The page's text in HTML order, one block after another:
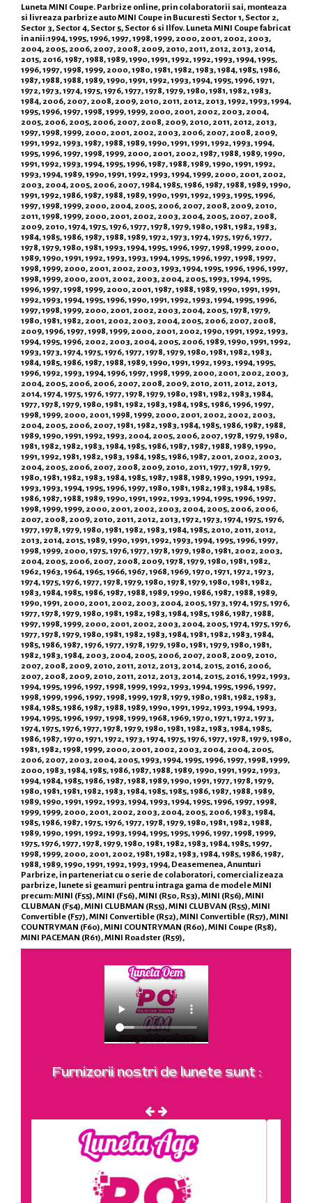
Luneta MINI Coupe. Parbrize online, prin colaboratorii sai, monteaza
si livreaza parbrize auto MINI Coupe in Bucuresti Sector 1, Sector 2,
Sector 3, Sector 4, Sector 5, Sector 6 si Ilfov. Luneta MINI Coupe fabricat
in anii:1994, 1995, 1996, 1997, 1998, 1999, 2000, 2001, 2002, 2003,
2004, 2005, 2006, 2007, 2008, 2009, 2010, 2011, 2012, 2013, 2014,
2015, 2016, 1987, 1988, 1989, 1990, 1991, 1992, 1992, 1993, 1994, 1995,
1996, 1997, 1998, 1999, 2000, 1980, 1981, 1982, 1983, 1984, 1985, 1986,
1987, 1988, 1988, 1989, 1990, 1991, 1992, 1993, 1994, 1995, 1996, 1971,
1972, 1973, 1974, 1975, 1976, 1977, 1978, 1979, 1980, 1981, 1982, 1983,
1984, 2006, 2007, 2008, 2009, 2010, 2011, 2012, 2013, 1992, 1993, 1994,
1995, 1996, 1997, 1998, 1999, 1999, 2000, 2001, 2002, 2003, 2004,
2005, 2006, 2005, 2006, 2007, 2008, 2009, 2010, 2011, 2012, 2013,
1997, 1998, 1999, 2000, 2001, 2002, 2003, 2006, 2007, 2008, 2009,
1991, 1992, 1993, 1987, 1988, 1989, 1990, 1991, 1991, 1992, 1993, 1994,
1995, 1996, 1997, 1998, 1999, 2000, 2001, 2002, 1987, 1988, 1989, 1990,
1991, 1992, 1993, 1994, 1995, 1996, 1987, 1988, 1989, 1990, 1991, 1992,
1993, 1994, 1989, 1990, 1991, 1992, 1993, 1994, 1999, 2000, 2001, 2002,
2003, 2004, 2005, 2006, 2007, 1984, 1985, 1986, 1987, 1988, 1989, 1990,
1991, 1992, 1986, 1987, 1988, 1989, 1990, 1991, 1992, 1993, 1995, 1996,
1997, 1998, 1999, 2000, 2004, 2005, 2006, 2007, 2008, 2009, 2010,
2011, 1998, 1999, 2000, 2001, 2002, 2003, 2004, 2005, 2007, 2008,
2009, 2010, 1974, 1975, 1976, 1977, 1978, 1979, 1980, 1981, 1982, 1983,
1984, 1985, 1986, 1987, 1988, 1989, 1972, 1973, 1974, 1975, 1976, 1977,
1978, 1979, 1980, 1981, 1993, 1994, 1995, 1996, 1997, 1998, 1999, 2000,
1989, 1990, 1991, 1992, 1993, 1993, 1994, 1995, 1996, 1997, 1998, 1997,
1998, 1999, 2000, 2001, 2002, 2003, 1993, 1994, 1995, 1996, 1996, 1997,
1998, 1999, 2000, 2001, 2002, 2003, 2004, 2005, 1993, 1994, 1995,
1996, 1997, 1998, 1999, 2000, 2001, 1987, 1988, 1989, 1990, 1991, 1991,
1992, 1993, 1994, 1995, 1996, 1990, 1991, 1992, 1993, 1994, 1995, 1996,
1997, 1998, 1999, 2000, 2001, 2002, 2003, 2004, 2005, 1978, 1979,
1980, 1981, 1982, 2001, 2002, 2003, 2004, 2005, 2006, 2007, 2008,
2009, 1996, 1997, 1998, 1999, 2000, 2001, 2002, 1990, 1991, 1992, 1993,
1994, 1995, 1996, 2002, 2003, 2004, 2005, 2006, 1989, 1990, 1991, 1992,
1993, 1973, 1974, 1975, 1976, 1977, 1978, 1979, 1980, 1981, 1982, 1983,
1984, 1985, 1986, 1987, 1988, 1989, 1990, 1991, 1992, 1993, 1994, 1995,
1996, 1992, 1993, 1994, 1996, 1997, 1998, 1999, 2000, 2001, 2002, 2003,
2004, 2005, 2006, 2006, 2007, 2008, 2009, 2010, 2011, 2012, 2013,
2014, 1974, 1975, 1976, 1977, 1978, 1979, 1980, 1981, 1982, 1983, 1984,
1977, 1978, 1979, 1980, 1981, 1982, 1983, 1984, 1985, 1986, 1996, 1997,
1998, 1999, 2000, 2001, 1998, 1999, 2000, 2001, 2002, 2002, 2003,
2004, 2005, 2006, 2007, 1981, 1982, 1983, 1984, 1985, 1986, 1987, 1988,
1989, 1990, 1991, 1992, 1993, 2004, 2005, 2006, 2007, 1978, 1979, 1980,
1981, 1982, 1982, 1983, 1984, 1985, 1986, 1987, 1987, 1988, 1989, 1990,
1991, 1992, 1981, 1982, 1983, 1984, 1985, 1986, 1987, 2001, 2002, 2003,
2004, 2005, 2006, 2007, 2008, 2009, 2010, 2011, 1977, 1978, 1979,
1980, 1981, 1982, 1983, 1984, 1985, 1987, 1988, 1989, 1990, 1991, 1992,
1993, 1993, 1994, 1995, 1996, 1997, 1980, 1981, 1982, 1983, 1984, 1985,
1986, 1987, 1988, 1989, 1990, 1991, 1992, 1993, 1994, 1995, 1996, 1997,
1998, 1999, 1999, 2000, 2001, 2002, 2003, 2004, 2005, 2006, 2006,
2007, 2008, 2009, 2010, 2011, 2012, 2013, 1972, 1973, 1974, 1975, 1976,
1977, 1978, 1979, 1980, 1981, 1982, 1983, 1984, 1985, 2010, 2011, 2012,
2013, 2014, 2015, 1989, 1990, 1991, 1992, 1993, 1994, 1995, 1996, 1997,
1998, 1999, 2000, 1975, 1976, 1977, 1978, 1979, 1980, 1981, 2002, 2003,
2004, 2005, 2006, 2007, 2008, 2009, 1978, 1979, 1980, 1981, 1982,
1962, 1963, 1964, 1965, 1966, 1967, 1968, 1969, 1970, 1971, 1972, 1973,
1974, 1975, 1976, 1977, 1978, 1979, 1980, 1978, 1979, 1980, 1981, 1982,
1983, 1984, 1985, 1986, 1987, 1988, 1989, 1990, 1986, 1987, 1988, 1989,
1990, 1991, 2000, 2001, 2002, 2003, 2004, 2005, 1973, 1974, 1975, 1976,
1977, 1978, 1979, 1980, 1981, 1982, 1983, 1984, 1985, 1986, 1987, 1988,
1997, 1998, 1999, 2000, 2001, 2002, 2003, 2004, 2005, 1974, 1975, 1976,
1977, 1978, 1979, 1980, 1981, 1982, 1983, 1984, 1981, 1982, 1983, 1984,
1985, 1986, 1987, 1976, 1977, 1978, 1979, 1980, 1981, 1979, 1980, 1981,
1982, 1983, 1984, 2003, 2004, 2005, 2006, 2007, 2008, 2009, 2010,
2007, 2008, 2009, 2010, 2011, 2012, 2013, 2014, 2015, 2016, 2006,
2007, 2008, 2009, 2010, 2011, 2012, 2013, 2014, 2015, 2016, 1992, 1993,
1994, 1995, 1996, 1997, 1998, 1999, 1992, 1993, 1994, 1995, 1996, 1997,
1998, 1999, 1996, 1997, 1998, 1999, 1978, 1979, 1980, 1981, 1982, 1983,
1984, 1985, 1986, 1987, 1988, 1989, 1990, 1991, 1992, 1993, 1994, 1993,
1994, 1995, 1996, 1997, 1998, 1999, 1968, 1969, 1970, 1971, 1972, 1973,
1974, 1975, 1976, 1977, 1978, 1979, 1980, 1981, 1982, 1983, 1984, 1985,
1986, 1987, 1970, 1971, 1972, 1973, 1974, 1975, 1976, 1977, 1978, 1979, 1980,
1981, 1982, 1998, 1999, 2000, 2001, 2002, 2003, 2004, 2004, 2005,
2006, 2007, 2003, 2004, 2005, 1993, 1994, 1995, 1996, 1997, 1998, 1999,
2000, 1983, 1984, 1985, 1986, 1987, 1988, 1989, 1990, 1991, 1992, 1993,
1994, 1984, 1985, 1986, 1987, 1988, 1989, 1990, 1991, 1977, 1978, 1979,
1980, 1981, 1981, 1982, 1983, 1984, 1985, 1985, 1986, 1987, 1988, 1989,
1989, 1990, 1991, 1992, 1993, 1994, 1993, 1994, 1995, 1996, 1997, 1998,
1999, 1999, 2000, 2001, 2002, 2003, 2004, 2005, 2006, 1983, 1984,
1985, 1986, 1987, 1975, 1976, 1977, 1978, 1979, 1980, 1981, 1982, 1988,
1989, 1990, 1991, 1992, 1993, 1994, 1995, 1995, 1996, 1997, 1998, 1999,
1975, 1976, 1977, 1978, 1979, 1980, 1981, 1982, 1983, 1984, 1985, 1997,
1998, 1999, 2000, 2001, 2002, 1981, 1982, 1983, 1984, 1985, 1986, 1987,
1988, 1989, 1990, 1991, 1992, 1993, 1994, Deasemenea, Anunturi
Parbrize, in parteneriat cu o serie de colaboratori, comercializeaza
parbrize, lunete si geamuri pentru intraga gama de modele MINI
precum: MINI (F55), MINI (F56), MINI (R50, R53), MINI (R56), MINI
CLUBMAN (F54), MINI CLUBMAN (R55), MINI CLUBVAN (R55), MINI
Convertible (F57), MINI Convertible (R52), MINI Convertible (R57), MINI
COUNTRYMAN (F60), MINI COUNTRYMAN (R60), MINI Coupe (R58),
MINI PACEMAN (R61), MINI Roadster (R59),
Furnizorii nostri de lunete sunt :